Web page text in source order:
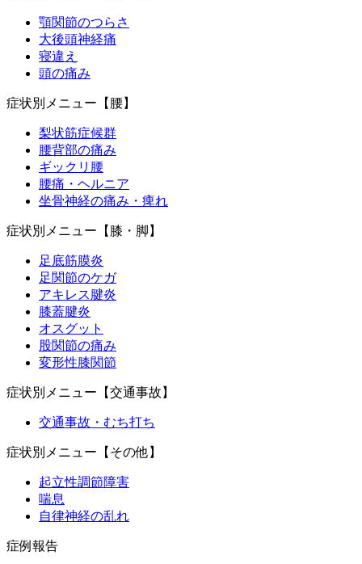
顎関節のつらさ
大後頭神経痛
寝違え
頭の痛み
症状別メニュー【腰】
梨状筋症候群
腰背部の痛み
ギックリ腰
腰痛・ヘルニア
坐骨神経の痛み・痺れ
症状別メニュー【膝・脚】
足底筋膜炎
足関節のケガ
アキレス腱炎
膝蓋腱炎
オスグット
股関節の痛み
変形性膝関節
症状別メニュー【交通事故】
交通事故・むち打ち
症状別メニュー【その他】
起立性調節障害
喘息
自律神経の乱れ
症例報告